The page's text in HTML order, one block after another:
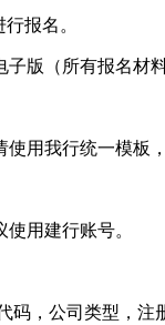
报名。
版（所有报名材
用我行统一模板
用建行账号。
码，公司类型，